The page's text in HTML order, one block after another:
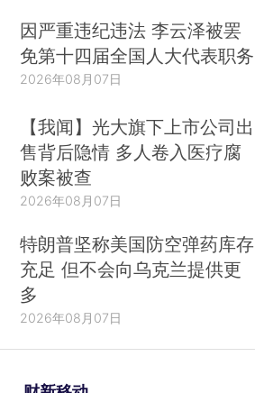
因严重违纪违法 李云泽被罢
免第十四届全国人大代表职务
2026年08月07日
【我闻】光大旗下上市公司出
售背后隐情 多人卷入医疗腐
败案被查
2026年08月07日
特朗普坚称美国防空弹药库存
充足 但不会向乌克兰提供更
多
2026年08月07日